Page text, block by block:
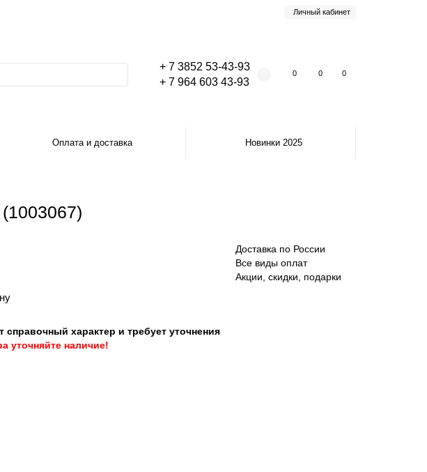
Личный кабинет
+ 7 3852 53-43-93
+ 7 964 603 43-93
0 0 0
Оплата и доставка Новинки 2025
справочный характер и требует уточнения
уточняйте наличие!
Доставка по России
Все виды оплат
Акции, скидки, подарки